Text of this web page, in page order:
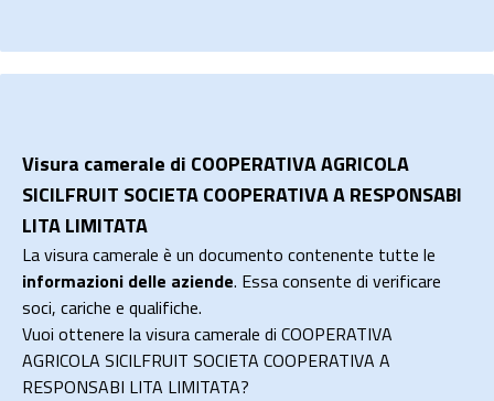
Visura camerale di COOPERATIVA AGRICOLA
SICILFRUIT SOCIETA COOPERATIVA A RESPONSABI
LITA LIMITATA
La visura camerale è un documento contenente tutte le
informazioni delle aziende. Essa consente di verificare
soci, cariche e qualifiche.
Vuoi ottenere la visura camerale di COOPERATIVA
AGRICOLA SICILFRUIT SOCIETA COOPERATIVA A
RESPONSABI LITA LIMITATA?